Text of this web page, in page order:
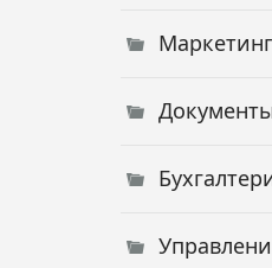
Маркетинг